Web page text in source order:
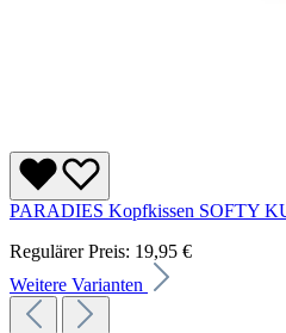
PARADIES Kopfkissen SOFTY
Regulärer Preis: 19,95 €
Weitere Varianten